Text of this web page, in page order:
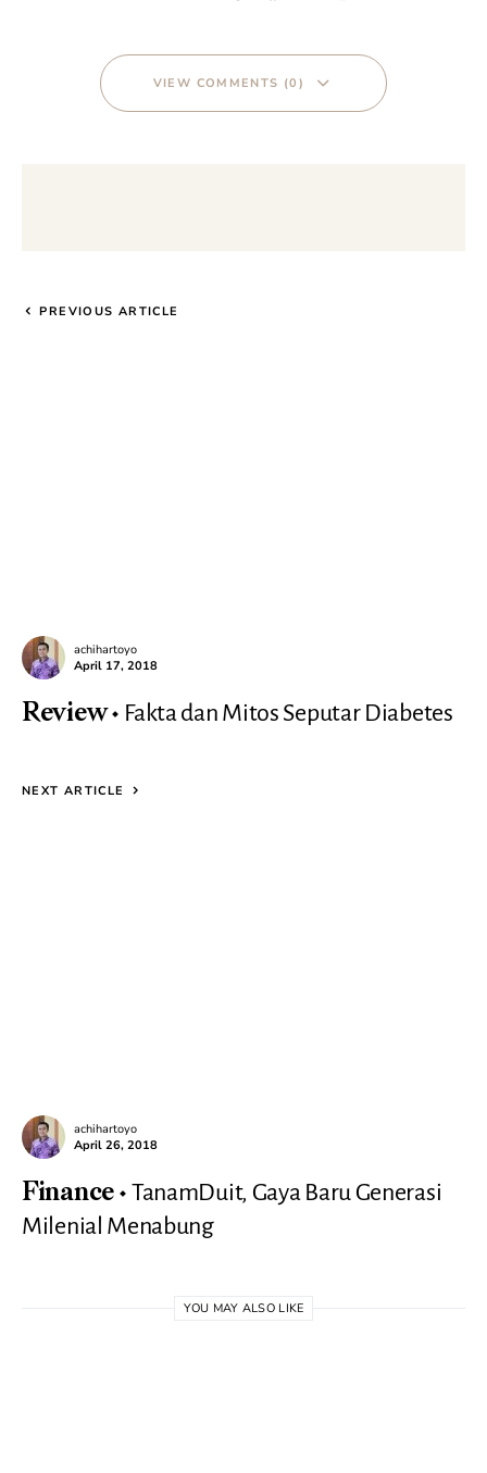
VIEW COMMENTS (0)
PREVIOUS ARTICLE
achihartoyo
April 17, 2018
Review Fakta dan Mitos Seputar Diabetes
NEXT ARTICLE
achihartoyo
April 26, 2018
Finance
TanamDuit, Gaya Baru Generasi
Milenial Menabung
YOU MAY ALSO LIKE